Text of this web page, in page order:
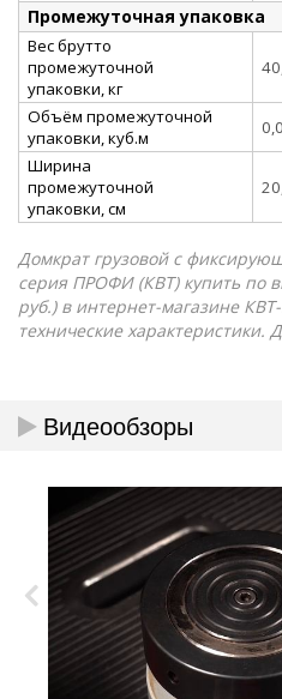
Промежуточная упаковка
Вес брутто
промежуточной
упаковки, кг
Объём промежуточной
упаковки, куб.м
Ширина
промежуточной
упаковки, см
Домкрат грузовой с
серия ПРОФИ (КВТ) купить по
руб.) в интернет-магазине
технические характеристики.
Видеообзоры